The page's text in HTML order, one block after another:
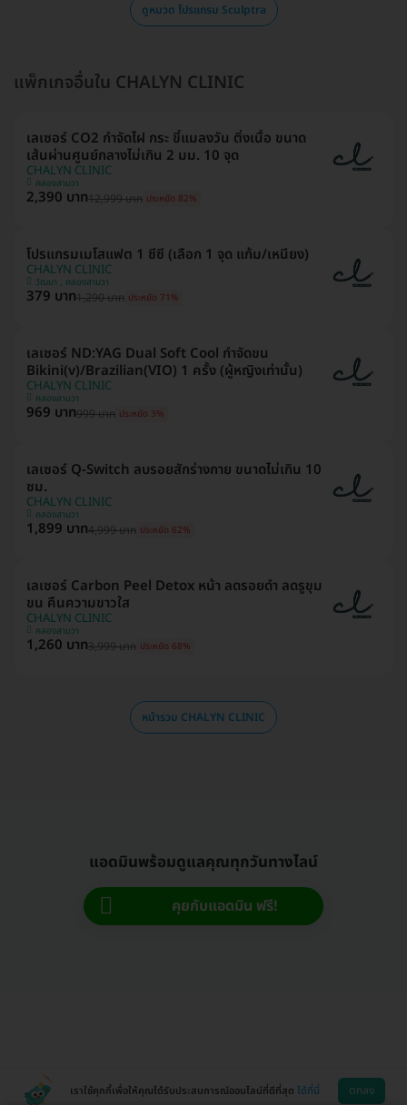
ดูหมวด โปรแกรม Sculptra
แพ็กเกจอื่นใน CHALYN CLINIC
เลเซอร์ CO2 กำจัดไฝ กระ ขี้แมลงวัน ติ่งเนื้อ ขนาด
เส้นผ่านศูนย์กลางไม่เกิน 2 มม. 10 จุด
CHALYN CLINIC
คลองสามวา
2,390 บาท12,999 บาท ประหยัด 82%
โปรแกรมเมโสแฟต 1 ซีซี (เลือก 1 จุด แก้ม/เหนียง)
CHALYN CLINIC
วัฒนา , คลองสามวา
379 บาท1,290 บาท ประหยัด 71%
เลเซอร์ ND:YAG Dual Soft Cool กำจัดขน
Bikini(v)/Brazilian(VIO) 1 ครั้ง (ผู้หญิงเท่านั้น)
CHALYN CLINIC
คลองสามวา
969 บาท999 บาท ประหยัด 3%
เลเซอร์ Q-Switch ลบรอยสักร่างกาย ขนาดไม่เกิน 10
ซม.
CHALYN CLINIC
คลองสามวา
1,899 บาท4,999 บาท ประหยัด 62%
เลเซอร์ Carbon Peel Detox หน้า ลดรอยดำ ลดรูขุม
ขน คืนความขาวใส
CHALYN CLINIC
คลองสามวา
1,260 บาท3,999 บาท ประหยัด 68%
หน้ารวม CHALYN CLINIC
แอดมินพร้อมดูแลคุณทุกวันทางไลน์
คุยกับแอดมิน ฟรี!
เราใช้คุกกี้เพื่อให้คุณได้รับประสบการณ์ออนไลน์ที่ดีที่สุด ได้ที่นี่ ตกลง